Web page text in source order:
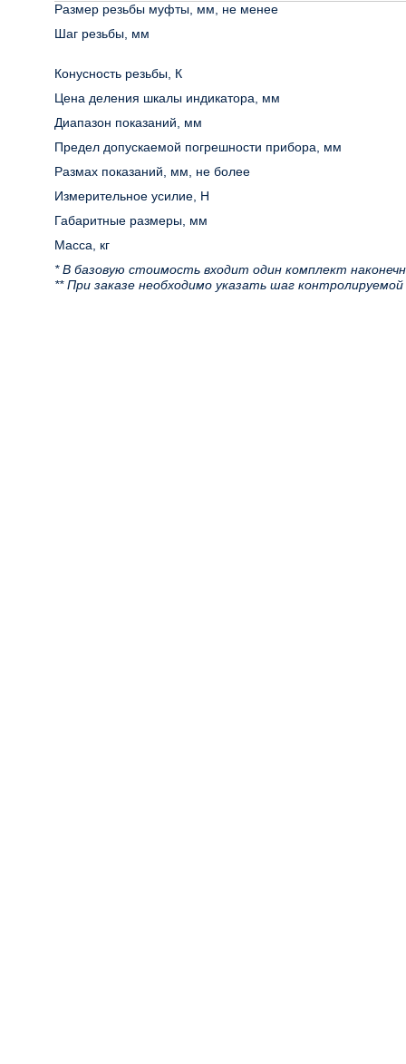
Размер резьбы муфты, мм, не менее
Шаг резьбы, мм
Конусность резьбы, К
Цена деления шкалы индикатора, мм
Диапазон показаний, мм
Предел допускаемой погрешности прибора, мм
Размах показаний, мм, не более
Измерительное усилие, Н
Габаритные размеры, мм
Масса, кг
* В базовую стоимость входит один комплект
** При заказе необходимо указать шаг контролируемой